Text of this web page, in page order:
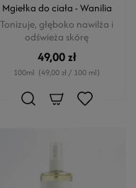
Mgiełka do ciała - Wanilia
Tonizuje, głęboko nawilża i
odświeża skórę
49,00 zł
100ml (49,00 zł / 100 ml)